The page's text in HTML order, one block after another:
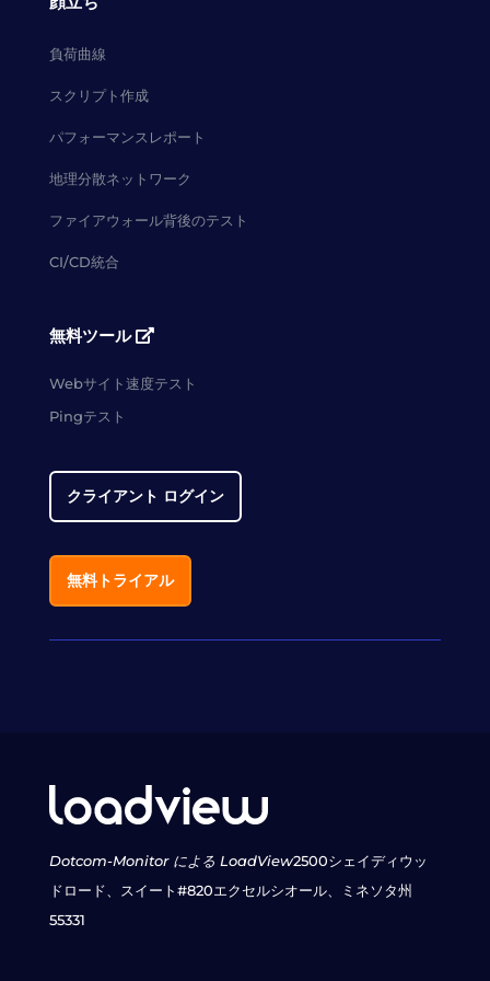
負荷曲線
スクリプト作成
パフォーマンスレポート
地理分散ネットワーク
ファイアウォール背後のテスト
CI/CD統合
無料ツール
Webサイト速度テスト
Pingテスト
クライアント ログイン
無料トライアル
Dotcom-Monitor による LoadView2500シェイディウッ
ドロード、スイート#820エクセルシオール、ミネソタ州
55331